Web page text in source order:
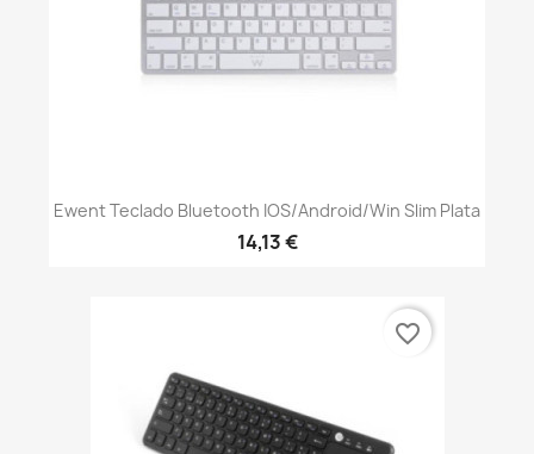
Ewent Teclado Bluetooth IOS/Android/Win Slim Plata
14,13 €
favorite_border